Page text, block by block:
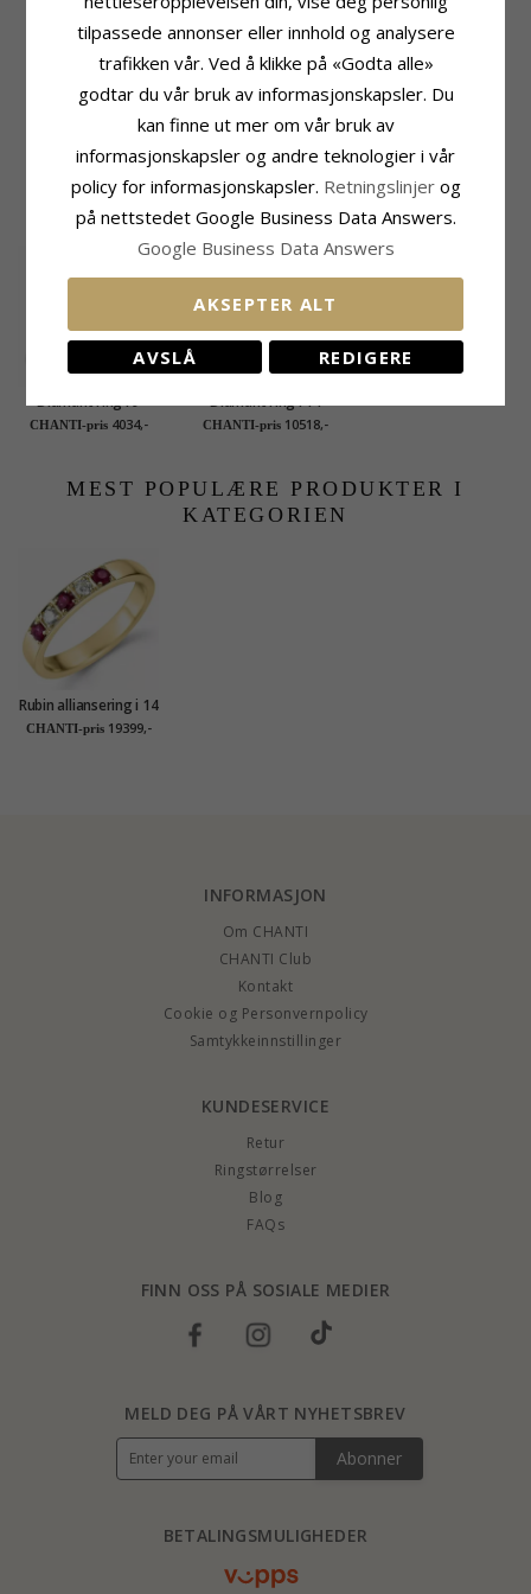
Sliping:Prinsesseslipt
Karat:0,26
Ringskinne
Bredde Topp:
Bredde Bunn:1,8 mm
Tykkelse Topp:1,4 mm
Tykkelse Bunn:1,1 mm
BESLEKTEDE PRODUKTER
Diamant ring i 9
karat hvitt gull 0,02 ct
CHANTI-pris 4034,-
Diamant ring i 14
karat hvitt gull 0,117
CHANTI-pris 10518,-
MEST POPULÆRE PRODUKTER I
KATEGORIEN
Rubin alliansering i 14
karat gull 0,10 ct 0,24
CHANTI-pris 19399,-
INFORMASJON
Om CHANTI
CHANTI Club
Kontakt
Cookie og Personvernpolicy
Samtykkeinnstillinger
KUNDESERVICE
Retur
Ringstørrelser
Blog
FAQs
FINN OSS PÅ SOSIALE MEDIER
BETALINGSMULIGHEDER
MELD DEG PÅ VÅRT NYHETSBREV
Abonner
tilpassede annonser eller innhold og analysere
trafikken vår. Ved å klikke på «Godta alle»
godtar du vår bruk av informasjonskapsler. Du
kan finne ut mer om vår bruk av
informasjonskapsler og andre teknologier i vår
policy for informasjonskapsler. Retningslinjer og
på nettstedet Google Business Data Answers.
Google Business Data Answers
AKSEPTER ALT
AVSLÅ REDIGERE